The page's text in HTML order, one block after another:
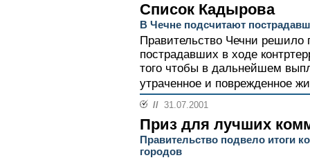
Список Кадырова
В Чечне подсчитают
Правительство Чечни решило
пострадавших в ходе
того чтобы в дальнейшем
утраченное и поврежденное
// 31.07.2001
Приз для лучших
Правительство подвело итоги
городов